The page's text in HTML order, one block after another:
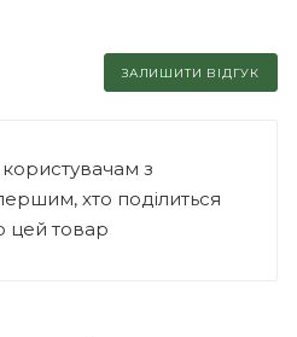
ЗАЛИШИТИ ВІДГУК
з
хто поділиться
товар